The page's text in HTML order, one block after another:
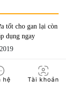
hệ Tài khoản
tốt cho gan lại còn
dụng ngay
Top 3 sản phẩm